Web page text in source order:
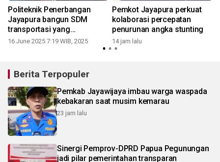
Politeknik Penerbangan
Jayapura bangun SDM
transportasi yang
berdedikasi
16 June 2025 7:19 WIB, 2025
Pemkot Jayapura perkuat
kolaborasi percepatan
penurunan angka stunting
14 jam lalu
Berita Terpopuler
Pemkab Jayawijaya imbau warga waspada
kebakaran saat musim kemarau
23 jam lalu
Sinergi Pemprov-DPRD Papua Pegunungan
jadi pilar pemerintahan transparan